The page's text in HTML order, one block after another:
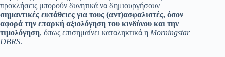
προκλήσεις μπορούν δυνητικά να δημιουργήσουν
σημαντικές ευπάθειες για τους (αντ)ασφαλιστές, όσον
αφορά την επαρκή αξιολόγηση του κινδύνου και την
τιμολόγηση, όπως επισημαίνει καταληκτικά η Morningstar
DBRS.